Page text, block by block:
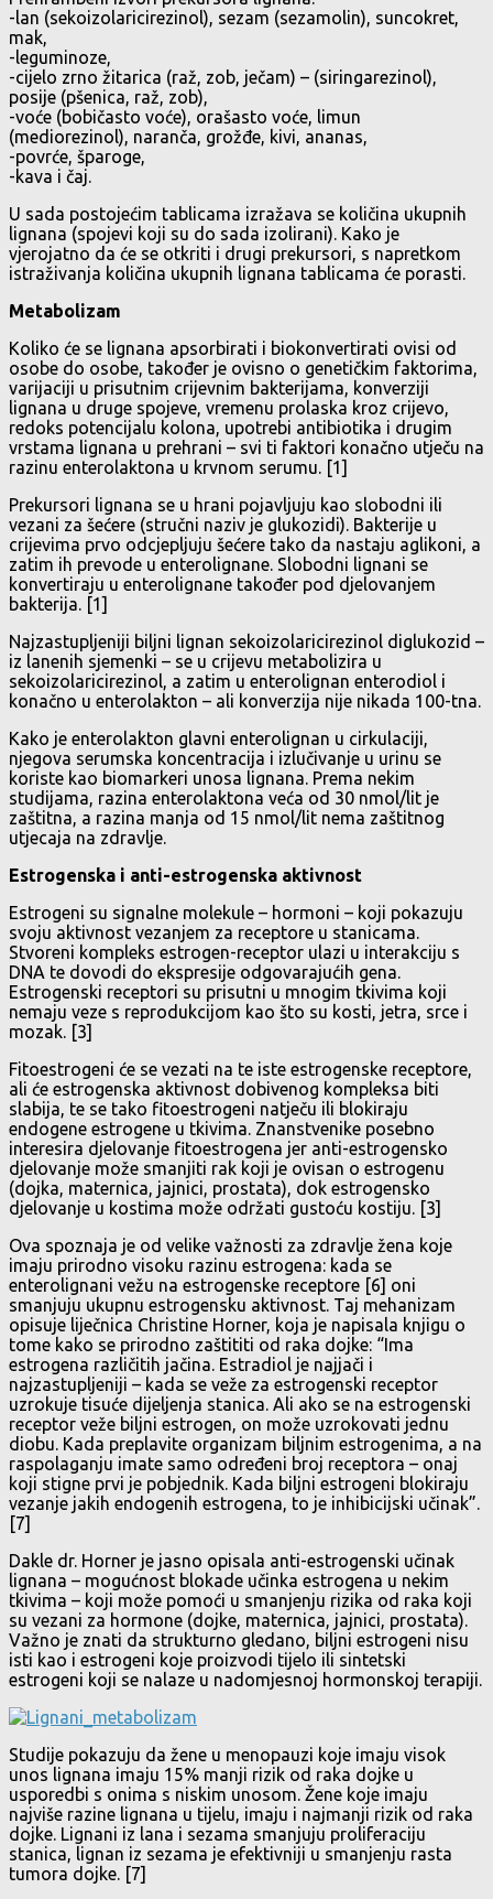
-lan (sekoizolaricirezinol), sezam (sezamolin), suncokret,
mak,
-leguminoze,
-cijelo zrno žitarica (raž, zob, ječam) – (siringarezinol),
posije (pšenica, raž, zob),
-voće (bobičasto voće), orašasto voće, limun
(mediorezinol), naranča, grožđe, kivi, ananas,
-povrće, šparoge,
-kava i čaj.
U sada postojećim tablicama izražava se količina ukupnih
lignana (spojevi koji su do sada izolirani). Kako je
vjerojatno da će se otkriti i drugi prekursori, s napretkom
istraživanja količina ukupnih lignana tablicama će porasti.
Metabolizam
Koliko će se lignana apsorbirati i biokonvertirati ovisi od
osobe do osobe, također je ovisno o genetičkim faktorima,
varijaciji u prisutnim crijevnim bakterijama, konverziji
lignana u druge spojeve, vremenu prolaska kroz crijevo,
redoks potencijalu kolona, upotrebi antibiotika i drugim
vrstama lignana u prehrani – svi ti faktori konačno utječu na
razinu enterolaktona u krvnom serumu. [1]
Prekursori lignana se u hrani pojavljuju kao slobodni ili
vezani za šećere (stručni naziv je glukozidi). Bakterije u
crijevima prvo odcjepljuju šećere tako da nastaju aglikoni, a
zatim ih prevode u enterolignane. Slobodni lignani se
konvertiraju u enterolignane također pod djelovanjem
bakterija. [1]
Najzastupljeniji biljni lignan sekoizolaricirezinol diglukozid –
iz lanenih sjemenki – se u crijevu metabolizira u
sekoizolaricirezinol, a zatim u enterolignan enterodiol i
konačno u enterolakton – ali konverzija nije nikada 100-tna.
Kako je enterolakton glavni enterolignan u cirkulaciji,
njegova serumska koncentracija i izlučivanje u urinu se
koriste kao biomarkeri unosa lignana. Prema nekim
studijama, razina enterolaktona veća od 30 nmol/lit je
zaštitna, a razina manja od 15 nmol/lit nema zaštitnog
utjecaja na zdravlje.
Estrogenska i anti-estrogenska aktivnost
Estrogeni su signalne molekule – hormoni – koji pokazuju
svoju aktivnost vezanjem za receptore u stanicama.
Stvoreni kompleks estrogen-receptor ulazi u interakciju s
DNA te dovodi do ekspresije odgovarajućih gena.
Estrogenski receptori su prisutni u mnogim tkivima koji
nemaju veze s reprodukcijom kao što su kosti, jetra, srce i
mozak. [3]
Fitoestrogeni će se vezati na te iste estrogenske receptore,
ali će estrogenska aktivnost dobivenog kompleksa biti
slabija, te se tako fitoestrogeni natječu ili blokiraju
endogene estrogene u tkivima. Znanstvenike posebno
interesira djelovanje fitoestrogena jer anti-estrogensko
djelovanje može smanjiti rak koji je ovisan o estrogenu
(dojka, maternica, jajnici, prostata), dok estrogensko
djelovanje u kostima može održati gustoću kostiju. [3]
Ova spoznaja je od velike važnosti za zdravlje žena koje
imaju prirodno visoku razinu estrogena: kada se
enterolignani vežu na estrogenske receptore [6] oni
smanjuju ukupnu estrogensku aktivnost. Taj mehanizam
opisuje liječnica Christine Horner, koja je napisala knjigu o
tome kako se prirodno zaštititi od raka dojke: “Ima
estrogena različitih jačina. Estradiol je najjači i
najzastupljeniji – kada se veže za estrogenski receptor
uzrokuje tisuće dijeljenja stanica. Ali ako se na estrogenski
receptor veže biljni estrogen, on može uzrokovati jednu
diobu. Kada preplavite organizam biljnim estrogenima, a na
raspolaganju imate samo određeni broj receptora – onaj
koji stigne prvi je pobjednik. Kada biljni estrogeni blokiraju
vezanje jakih endogenih estrogena, to je inhibicijski učinak”.
[7]
Dakle dr. Horner je jasno opisala anti-estrogenski učinak
lignana – mogućnost blokade učinka estrogena u nekim
tkivima – koji može pomoći u smanjenju rizika od raka koji
su vezani za hormone (dojke, maternica, jajnici, prostata).
Važno je znati da strukturno gledano, biljni estrogeni nisu
isti kao i estrogeni koje proizvodi tijelo ili sintetski
estrogeni koji se nalaze u nadomjesnoj hormonskoj terapiji.
Studije pokazuju da žene u menopauzi koje imaju visok
unos lignana imaju 15% manji rizik od raka dojke u
usporedbi s onima s niskim unosom. Žene koje imaju
najviše razine lignana u tijelu, imaju i najmanji rizik od raka
dojke. Lignani iz lana i sezama smanjuju proliferaciju
stanica, lignan iz sezama je efektivniji u smanjenju rasta
tumora dojke. [7]